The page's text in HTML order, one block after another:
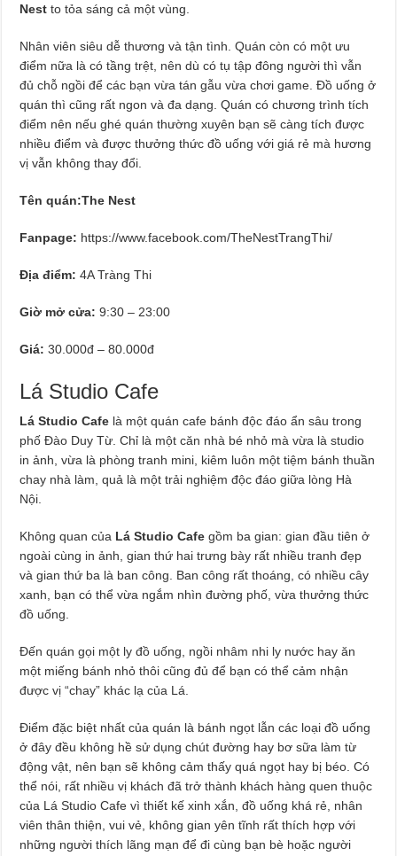
Nestto tỏa sáng cả một vùng.
Nhân viên siêu dễ thương và tận tình. Quán còn có một ưu
điểm nữa là có tầng trệt, nên dù có tụ tập đông người thì vẫn
đủ chỗ ngồi để các bạn vừa tán gẫu vừa chơi game. Đồ uống ở
quán thì cũng rất ngon và đa dạng. Quán có chương trình tích
điểm nên nếu ghé quán thường xuyên bạn sẽ càng tích được
nhiều điểm và được thưởng thức đồ uống với giá rẻ mà hương
vị vẫn không thay đổi.
Tên quán:The Nest
Fanpage: https://www.facebook.com/TheNestTrangThi/
Địa điểm: 4A Tràng Thi
Giờ mở cửa:9:30 – 23:00
Giá:30.000đ – 80.000đ
Lá Studio Cafe
Lá Studio Cafe là một quán cafe bánh độc đáo ẩn sâu trong
phố Đào Duy Từ. Chỉ là một căn nhà bé nhỏ mà vừa là studio
in ảnh, vừa là phòng tranh mini, kiêm luôn một tiệm bánh thuần
chay nhà làm, quả là một trải nghiệm độc đáo giữa lòng Hà
Nội.
Không quan của Lá Studio Cafe gồm ba gian: gian đầu tiên ở
ngoài cùng in ảnh, gian thứ hai trưng bày rất nhiều tranh đẹp
và gian thứ ba là ban công. Ban công rất thoáng, có nhiều cây
xanh, bạn có thể vừa ngắm nhìn đường phố, vừa thưởng thức
đồ uống.
Đến quán gọi một ly đồ uống, ngồi nhâm nhi ly nước hay ăn
một miếng bánh nhỏ thôi cũng đủ để bạn có thể cảm nhận
được vị “chay” khác lạ của Lá.
Điểm đặc biệt nhất của quán là bánh ngọt lẫn các loại đồ uống
ở đây đều không hề sử dụng chút đường hay bơ sữa làm từ
động vật, nên bạn sẽ không cảm thấy quá ngọt hay bị béo. Có
thể nói, rất nhiều vị khách đã trở thành khách hàng quen thuộc
của Lá Studio Cafe vì thiết kế xinh xắn, đồ uống khá rẻ, nhân
viên thân thiện, vui vẻ, không gian yên tĩnh rất thích hợp với
những người thích lãng mạn để đi cùng bạn bè hoặc người